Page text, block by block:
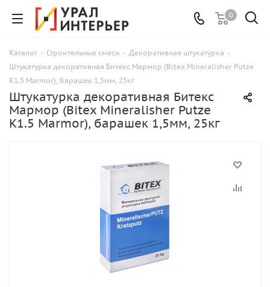
0
Каталог - Строительные смеси - Декоративная штукатурка -
Штукатурка декоративная Битекс Мармор (Bitex Mineralisher Putze
K1.5 Marmor), барашек 1,5мм, 25кг
Штукатурка декоративная Битекс
Мармор (Bitex Mineralisher Putze
K1.5 Marmor), барашек 1,5мм, 25кг